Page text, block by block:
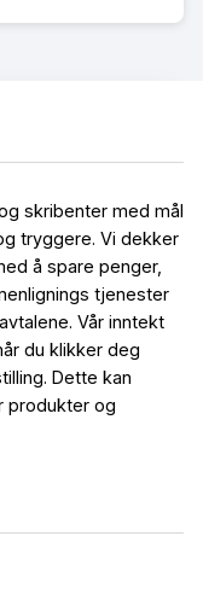
skribenter med mål
tryggere. Vi dekker
å spare penger,
tjenester
Vår inntekt
du klikker deg
Dette kan
produkter og